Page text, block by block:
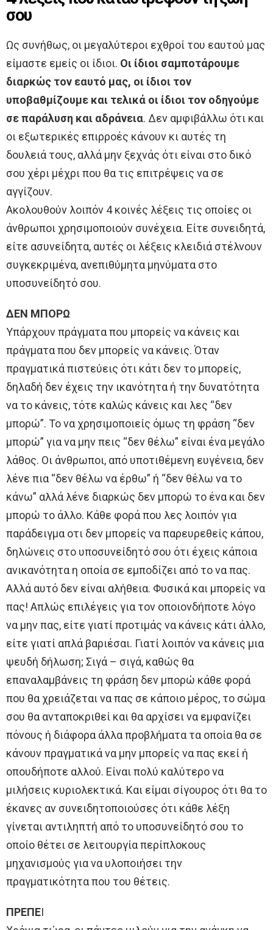
σου
Ως συνήθως, οι μεγαλύτεροι εχθροί του εαυτού μας
είμαστε εμείς οι ίδιοι. Οι ίδιοι σαμποτάρουμε
διαρκώς τον εαυτό μας, οι ίδιοι τον
υποβαθμίζουμε και τελικά οι ίδιοι τον οδηγούμε
σε παράλυση και αδράνεια. Δεν αμφιβάλλω ότι και
οι εξωτερικές επιρροές κάνουν κι αυτές τη
δουλειά τους, αλλά μην ξεχνάς ότι είναι στο δικό
σου χέρι μέχρι που θα τις επιτρέψεις να σε
αγγίζουν.
Ακολουθούν λοιπόν 4 κοινές λέξεις τις οποίες οι
άνθρωποι χρησιμοποιούν συνέχεια. Είτε συνειδητά,
είτε ασυνείδητα, αυτές οι λέξεις κλειδιά στέλνουν
συγκεκριμένα, ανεπιθύμητα μηνύματα στο
υποσυνείδητό σου.
ΔΕΝ ΜΠΟΡΩ
Υπάρχουν πράγματα που μπορείς να κάνεις και
πράγματα που δεν μπορείς να κάνεις. Όταν
πραγματικά πιστεύεις ότι κάτι δεν το μπορείς,
δηλαδή δεν έχεις την ικανότητα ή την δυνατότητα
να το κάνεις, τότε καλώς κάνεις και λες “δεν
μπορώ”. Το να χρησιμοποιείς όμως τη φράση “δεν
μπορώ” για να μην πεις “δεν θέλω” είναι ένα μεγάλο
λάθος. Οι άνθρωποι, από υποτιθέμενη ευγένεια, δεν
λένε πια “δεν θέλω να έρθω” ή “δεν θέλω να το
κάνω” αλλά λένε διαρκώς δεν μπορώ το ένα και δεν
μπορώ το άλλο. Κάθε φορά που λες λοιπόν για
παράδειγμα οτι δεν μπορείς να παρευρεθείς κάπου,
δηλώνεις στο υποσυνείδητό σου ότι έχεις κάποια
ανικανότητα η οποία σε εμποδίζει από το να πας.
Αλλά αυτό δεν είναι αλήθεια. Φυσικά και μπορείς να
πας! Απλώς επιλέγεις για τον οποιονδήποτε λόγο
να μην πας, είτε γιατί προτιμάς να κάνεις κάτι άλλο,
είτε γιατί απλά βαριέσαι. Γιατί λοιπόν να κάνεις μια
ψευδή δήλωση; Σιγά – σιγά, καθώς θα
επαναλαμβάνεις τη φράση δεν μπορώ κάθε φορά
που θα χρειάζεται να πας σε κάποιο μέρος, το σώμα
σου θα ανταποκριθεί και θα αρχίσει να εμφανίζει
πόνους ή διάφορα άλλα προβλήματα τα οποία θα σε
κάνουν πραγματικά να μην μπορείς να πας εκεί ή
οπουδήποτε αλλού. Είναι πολύ καλύτερο να
μιλήσεις κυριολεκτικά. Και είμαι σίγουρος ότι θα το
έκανες αν συνειδητοποιούσες ότι κάθε λέξη
γίνεται αντιληπτή από το υποσυνείδητό σου το
οποίο θέτει σε λειτουργία περίπλοκους
μηχανισμούς για να υλοποιήσει την
πραγματικότητα που του θέτεις.
ΠΡΕΠΕΙ